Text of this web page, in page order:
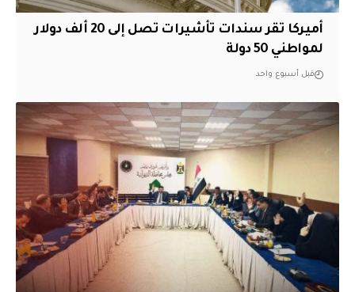
أميركا تقر سندات تأشيرات تصل إلى 20 ألف دولار
لمواطني 50 دولة
قبل أسبوع واحد